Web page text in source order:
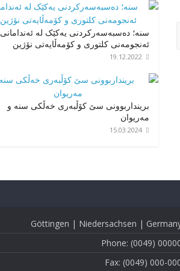
سنه؛ دەسبەسەرکردنی یەکێک لە ئەندامانی
ئەنجومەنی کلتوری و کۆمەڵایەتی نۆژین
19.12.2022
برینداربوونی سێ کۆڵبەری خەڵکی سنە و
مەریوان
15.03.2024
Göttingen | Niedersachsen |
Phone: (0049)
Fax: (0049) 000-